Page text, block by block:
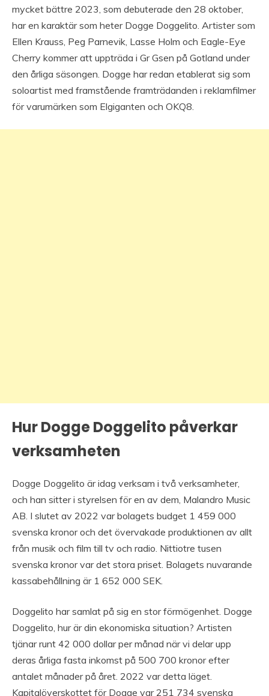
mycket bättre 2023, som debuterade den 28 oktober,
har en karaktär som heter Dogge Doggelito. Artister som
Ellen Krauss, Peg Parnevik, Lasse Holm och Eagle-Eye
Cherry kommer att uppträda i Gr Gsen på Gotland under
den årliga säsongen. Dogge har redan etablerat sig som
soloartist med framstående framträdanden i reklamfilmer
för varumärken som Elgiganten och OKQ8.
Hur Dogge Doggelito påverkar
verksamheten
Dogge Doggelito är idag verksam i två verksamheter,
och han sitter i styrelsen för en av dem, Malandro Music
AB. I slutet av 2022 var bolagets budget 1 459 000
svenska kronor och det övervakade produktionen av allt
från musik och film till tv och radio. Nittiotre tusen
svenska kronor var det stora priset. Bolagets nuvarande
kassabehållning är 1 652 000 SEK.
Doggelito har samlat på sig en stor förmögenhet. Dogge
Doggelito, hur är din ekonomiska situation? Artisten
tjänar runt 42 000 dollar per månad när vi delar upp
deras årliga fasta inkomst på 500 700 kronor efter
antalet månader på året. 2022 var detta läget.
Kapitalöverskottet för Dogge var 251 734 svenska